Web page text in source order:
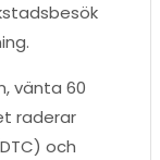
vänta 60
raderar
och